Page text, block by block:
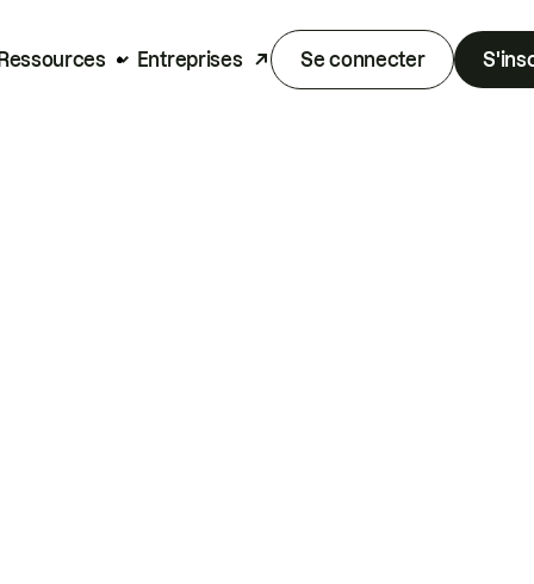
Entreprises Se connecter